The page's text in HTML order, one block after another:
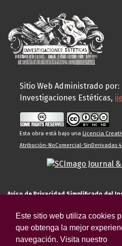
Este sitio web utiliza cookies
que obtenga la mejor
navegación. Visita nuestro
Sitio Web Administrado
Investigaciones Estéticas,
Esta obra está bajo una Licencia
Atribución-NoComercial-SinDerivadas
Aviso de Privacidad Simplificado del
El Instituto de Investigaciones Estéticas
tratamiento de sus datos personales
alumno, docente, personal de la entidad
invitado externo (nacional o extranjero),